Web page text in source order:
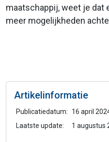
maatschappij, weet je dat
meer mogelijkheden
Artikelinformatie
Publicatiedatum:
16 april
Laatste update:
1 augustus